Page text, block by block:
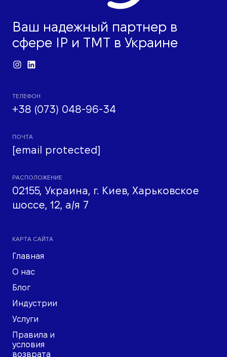
Ваш надежный партнер в
сфере IP и ТМТ в Украине
ТЕЛЕФОН
+38 (073) 048-96-34
ПОЧТА
[email protected]
РАСПОЛОЖЕНИЕ
02155, Украина, г. Киев, Харьковское
шоссе, 12, а/я 7
КАРТА САЙТА
Главная
О нас
Блог
Индустрии
Услуги
Правила и
условия
возврата